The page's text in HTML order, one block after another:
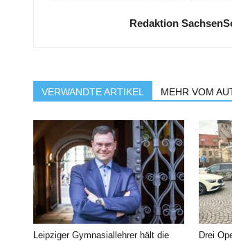
Redaktion
VERWANDTE ARTIKEL MEHR VOM
Leipziger Gymnasiallehrer hält die
Drei